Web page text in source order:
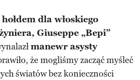
dla włoskiego
Giuseppe „Bepi”
manewr asysty
że mogliśmy zacząć myśleć
światów bez konieczności